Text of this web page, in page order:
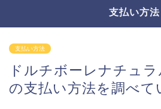
支払い方法
支払い方法
ドルチボーレナチュ
の支払い方法を調べて